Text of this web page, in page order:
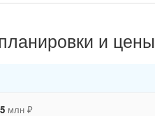
и цены
млн ₽